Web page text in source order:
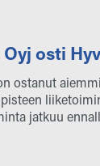
osti
ostanut
jatkuu